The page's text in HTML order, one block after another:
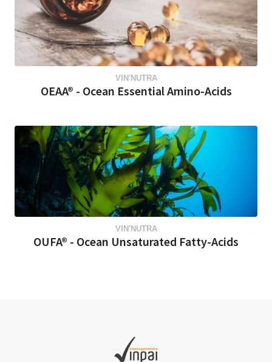
VIN'NUTRA
OEAA® - Ocean Essential Amino-Acids
VIN'NUTRA
OUFA® - Ocean Unsaturated Fatty-Acids